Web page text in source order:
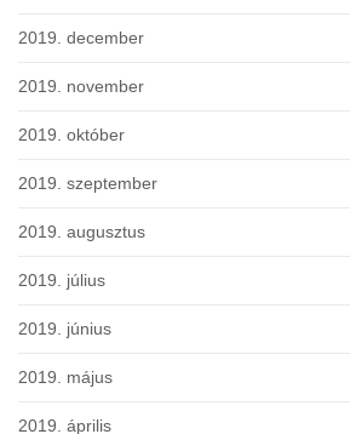
2019. december
2019. november
2019. október
2019. szeptember
2019. augusztus
2019. július
2019. június
2019. május
2019. április